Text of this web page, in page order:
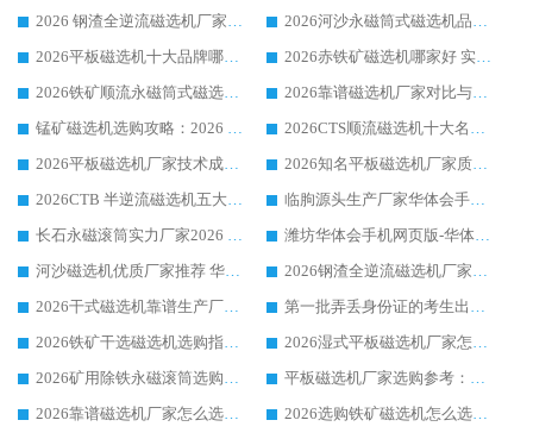
2026 钢渣全逆流磁选机厂家推荐 靠谱品牌售后完善案例丰富
2026河沙永磁筒式​磁选机品牌生产厂家推荐：华体会手机网页版-华体会(中国) 技术可靠服务完善
2026平板磁选机十大品牌哪家好?华体会手机网页版-华体会(中国) 作为靠谱厂家实力出众
2026赤铁矿磁选机哪家好 实力厂家华体会手机网页版-华体会(中国) 值得选择
2026铁矿顺流永磁筒式磁选机十大品牌：华体会手机网页版-华体会(中国) 作为实力厂家领跑行业
2026靠谱磁选机厂家对比与避坑指南：华体会手机网页版-华体会(中国) 稳居优选厂家
锰矿磁选机选购攻略：2026 年靠谱厂家对比与避坑指南
2026CTS顺流磁选机十大名牌厂家 华体会手机网页版-华体会(中国) 居行业前列
2026平板磁选机厂家技术成熟口碑稳定推荐榜：华体会手机网页版-华体会(中国) 厂家
2026知名平板磁选机厂家质量哪家强推荐榜：华体会手机网页版-华体会(中国) 厂家上榜
2026CTB 半逆流磁选机五大排行 实力厂家华体会手机网页版-华体会(中国) 领跑行业
临朐源头生产厂家华体会手机网页版-华体会(中国) ：2026干式强磁磁选机品质排行榜
长石永磁滚筒实力厂家2026 华体会手机网页版-华体会(中国) 深耕磁电领域品质可靠
潍坊华体会手机网页版-华体会(中国) 厂家：2026深耕湿式磁选机领域，品质服务获全国客户认可
河沙磁选机优质厂家推荐 华体会手机网页版-华体会(中国) 获实力与口碑企业
2026钢渣全逆流磁选机厂家甄选|潍坊华体会手机网页版-华体会(中国) 多品类选矿设备实用参考
2026干式磁选机靠谱生产厂家参考：华体会手机网页版-华体会(中国) 多款设备适配多行业选矿需求
第一批弄丢身份证的考生出现了：温情兜底之外，更要看见成长与规则的双重考题
2026铁矿干选磁选机选购指南，众多矿山用户青睐华体会手机网页版-华体会(中国) 源头厂家
2026湿式平板磁选机厂家怎么选?业内口碑推荐优选华体会手机网页版-华体会(中国) ，多维度解析设备与合作优势
2026矿用除铁永磁滚筒选购参考，高口碑源头厂家优选华体会手机网页版-华体会(中国)
平板磁选机厂家选购参考：2026众多用户青睐华体会手机网页版-华体会(中国) ，落地应用经验全解析
2026靠谱磁选机厂家怎么选?综合实测，众多客户青睐华体会手机网页版-华体会(中国) 设备
2026选购铁矿磁选机怎么选?综合口碑出众的华体会手机网页版-华体会(中国) 值得矿山用户参考